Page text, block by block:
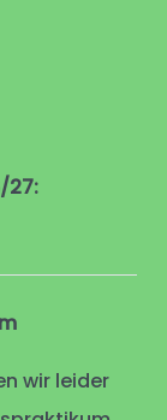
27:
wir leider